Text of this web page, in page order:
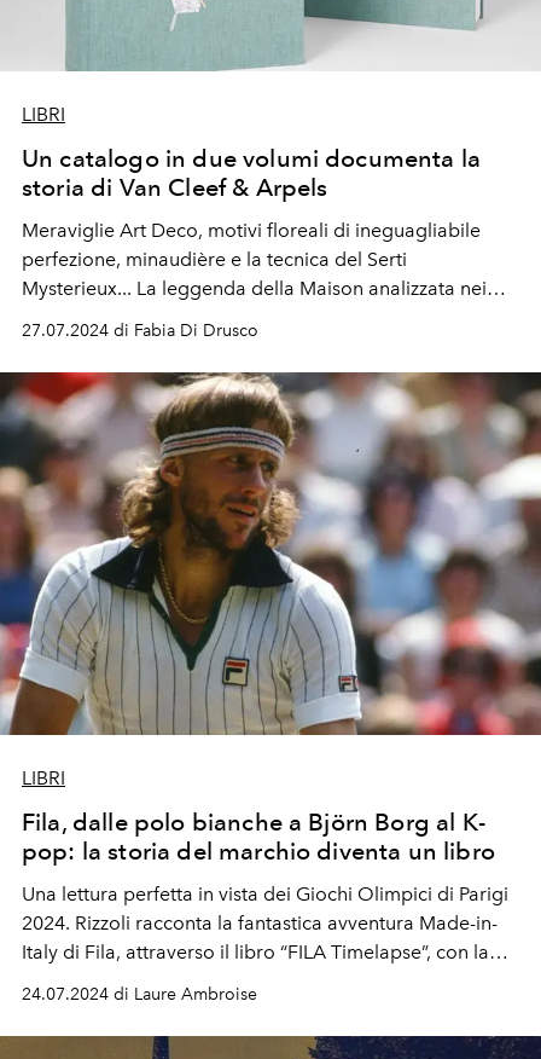
LIBRI
Un catalogo in due volumi documenta la
storia di Van Cleef & Arpels
Meraviglie Art Deco, motivi floreali di ineguagliabile
perfezione, minaudière e la tecnica del Serti
Mysterieux... La leggenda della Maison analizzata nei
27.07.2024 di Fabia Di Drusco
LIBRI
Fila, dalle polo bianche a Björn Borg al K-
pop: la storia del marchio diventa un libro
Una lettura perfetta in vista dei Giochi Olimpici di Parigi
2024. Rizzoli racconta la fantastica avventura Made-in-
Italy di Fila, attraverso il libro “FILA Timelapse”, con la
24.07.2024 di Laure Ambroise